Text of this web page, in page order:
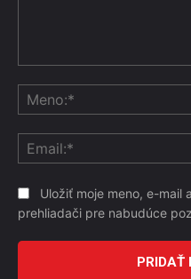
Uložiť moje meno, e-mail
prehliadači pre nabudúce